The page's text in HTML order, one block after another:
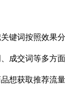
词按照效果
交词等多方
获取推荐流